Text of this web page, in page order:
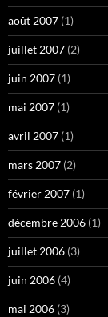
août 2007 (1)
juillet 2007 (2)
juin 2007 (1)
mai 2007 (1)
avril 2007 (1)
mars 2007 (2)
février 2007 (1)
décembre 2006 (1)
juillet 2006 (3)
juin 2006 (4)
mai 2006 (3)